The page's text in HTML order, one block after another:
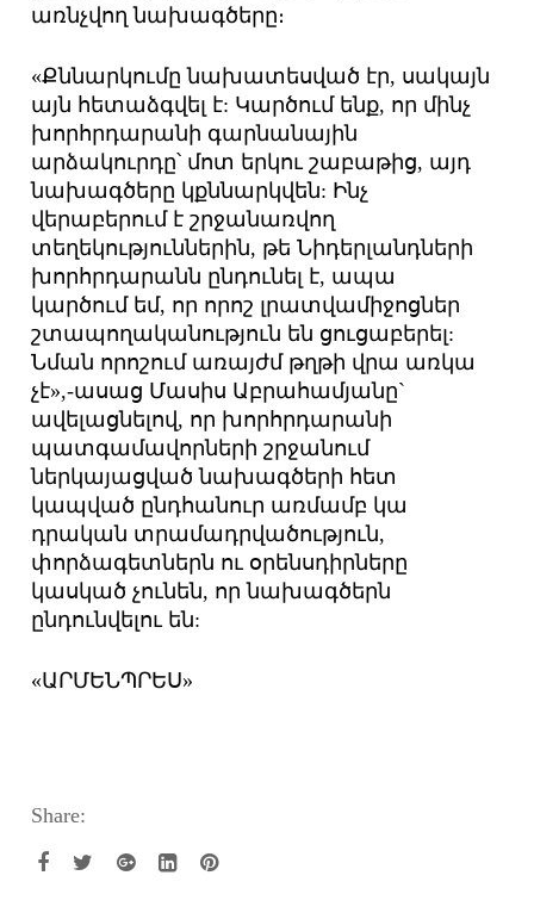
առնչվող նախագծերը։
«Քննարկումը նախատեսված էր, սակայն
այն հետաձգվել է: Կարծում ենք, որ մինչ
խորհրդարանի գարնանային
արձակուրդը՝ մոտ երկու շաբաթից, այդ
նախագծերը կքննարկվեն: Ինչ
վերաբերում է շրջանառվող
տեղեկություններին, թե Նիդերլանդների
խորհրդարանն ընդունել է, ապա
կարծում եմ, որ որոշ լրատվամիջոցներ
շտապողականություն են ցուցաբերել:
Նման որոշում առայժմ թղթի վրա առկա
չէ»,-ասաց Մասիս Աբրահամյանը`
ավելացնելով, որ խորհրդարանի
պատգամավորների շրջանում
ներկայացված նախագծերի հետ
կապված ընդհանուր առմամբ կա
դրական տրամադրվածություն,
փորձագետներն ու օրենսդիրները
կասկած չունեն, որ նախագծերն
ընդունվելու են:
«ԱՐՄԵՆՊՐԵՍ»
Share: